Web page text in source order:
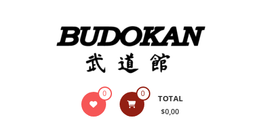
Indumentaria
0 0 TOTAL
$0,00